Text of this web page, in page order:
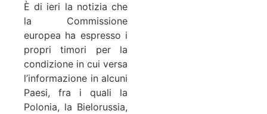
È di ieri la notizia che
la Commissione
europea ha espresso i
propri timori per la
condizione in cui versa
l’informazione in alcuni
Paesi, fra i quali la
Polonia, la Bielorussia,